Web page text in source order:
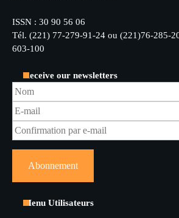
ISSN : 30 90 56 06
Tél. (221) 77-279-91-24 ou (221)76-285-
603-100
Receive our newsletters
Menu Utilisateurs